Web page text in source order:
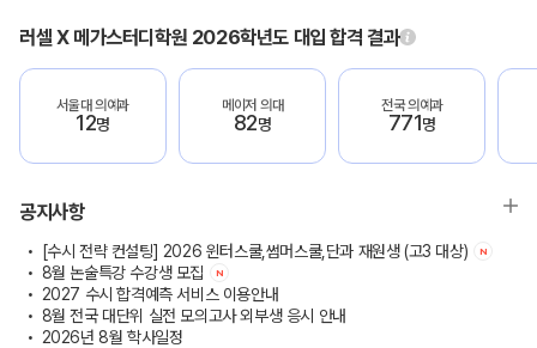
러셀 X 메가스터디학원 2026학년도 대입 합격 결과
서울대 의예과
12명
메이저 의대
82명
전국 의예과
771명
공지사항
[수시 전략 컨설팅] 2026 윈터스쿨,썸머스쿨,단과 재원생 (고3 대상) N
8월 논술특강 수강생 모집 N
2027 수시 합격예측 서비스 이용안내
8월 전국 대단위 실전 모의고사 외부생 응시 안내
2026년 8월 학사일정